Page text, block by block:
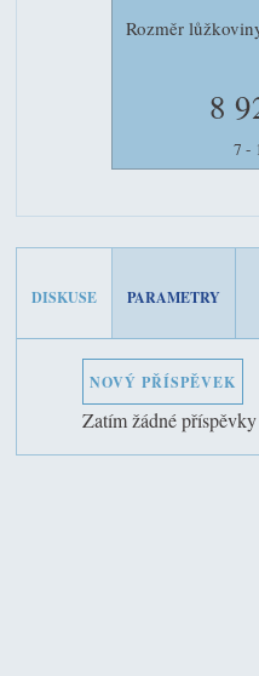
Rozměr
8
7 -
DISKUSE PARAMETRY
NOVÝ PŘÍSPĚVEK
Zatím žádné příspěvky